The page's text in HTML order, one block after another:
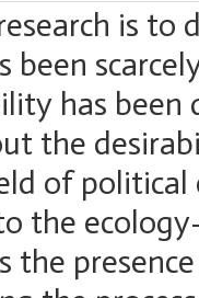
is to
been
has been
the
of political
the